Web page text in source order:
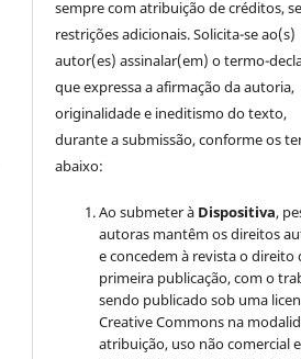
sempre com atribuição de créditos,
restrições adicionais. Solicita-se ao(s)
autor(es) assinalar(em) o termo-
que expressa a afirmação da autoria,
originalidade e ineditismo do texto,
durante a submissão, conforme os
abaixo:
Ao submeter à Dispositiva,
autoras mantêm os direitos
e concedem à revista o direito
primeira publicação, com o
sendo publicado sob uma
Creative Commons na
atribuição, uso não comercial e